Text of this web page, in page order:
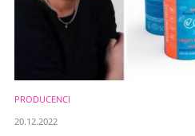
PRODUCENCI
20.12.2022